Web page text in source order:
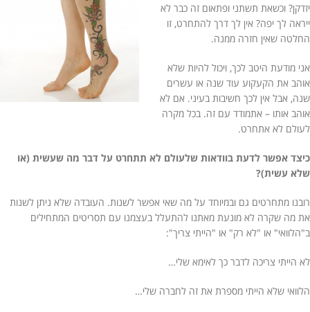
יזדקן? וכשאת תשתני ופתאום זה כבר לא
ייראה לך יפה? אין לך דרך להתחרט, זו
החלטה שאין חזרה ממנה.
אני מודעת היטב לכך, ויכול להיות שלא
אוהב את הקעקוע עוד שנה או עשרים
שנה, אבל אין לכך חשיבות בעיני. אם לא
אוהב אותו – אתמודד עם זה. בכל מקרה
לעולם לא אתחרט.
כיצד אפשר לדעת בוודאות שלעולם לא תתחרט על דבר מה שעשית (או
שלא עשית)?
רובנו מתחרטים גם ובמיוחד על מה שאי אפשר לשנות. העובדה שלא ניתן לשנות
את מה שקרה לא מונעת מאתנו להתעלל בעצמנו עם תסריטים המתחילים
ב"הלוואי" או "לא רק" או "הייתי צריך":
לא הייתי צריכה לדבר כך לאימא שלי…
הלוואי שלא הייתי מספרת את זה לחברה שלי…